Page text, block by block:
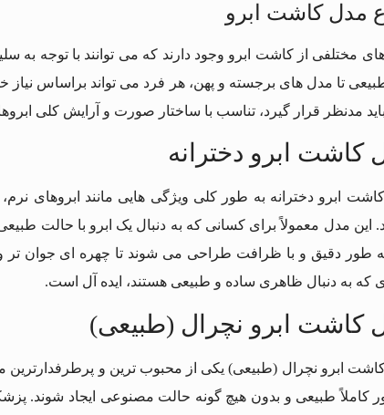
مدل کاشت ابرو
مختلفی از کاشت ابرو وجود دارند که می توانند با توجه
تا مدل های برجسته و پهن، هر فرد می تواند براساس نیاز
مدنظر قرار گیرد، تناسب با ساختار صورت و آرایش کلی
کاشت ابرو دخترانه
ابرو دخترانه به طور کلی ویژگی هایی مانند ابروهای
این مدل معمولاً برای کسانی که به دنبال یک ابرو با حالت
به طور دقیق و با ظرافت طراحی می شوند تا چهره ای جوان تر
که به دنبال ظاهری ساده و طبیعی هستند، ایده آل است.
کاشت ابرو نچرال (طبیعی)
ابرو نچرال (طبیعی) یکی از محبوب ترین و
کاملاً طبیعی و بدون هیچ گونه حالت مصنوعی ایجاد شوند.